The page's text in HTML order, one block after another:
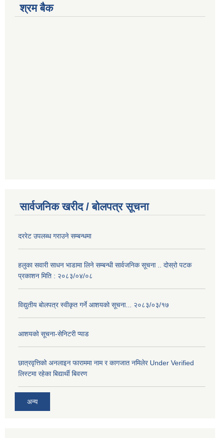
श्रम बैक
सार्वजनिक खरीद / बोलपत्र सूचना
दररेट उपलब्ध गराउने सम्बन्धमा
हलुका सवारी साधन भाडामा लिने सम्बन्धी सार्वजनिक सूचना .. दोस्रो पटक
प्रकाशन मिति : २०८३/०४/०८
विद्युतीय बोलपत्र स्वीकृत गर्ने आशयको सूचना... २०८३/०३/१७
आशयको सूचना-सेनिटरी प्याड
छात्रवृत्तिको अनलाइन फाराममा नाम र कागजात नमिलेर Under Verified
लिस्टमा रहेका बिद्यार्थी बिवरण
अन्य